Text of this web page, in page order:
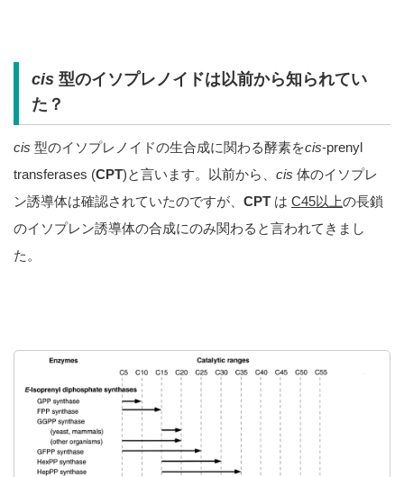
cis 型のイソプレノイドは以前から知られてい
た？
cis 型のイソプレノイドの生合成に関わる酵素をcis-prenyl
transferases (CPT)と言います。以前から、 cis 体のイソプレ
ン誘導体は確認されていたのですが、 CPT は C45以上の長鎖
のイソプレン誘導体の合成にのみ関わると言われてきまし
た。